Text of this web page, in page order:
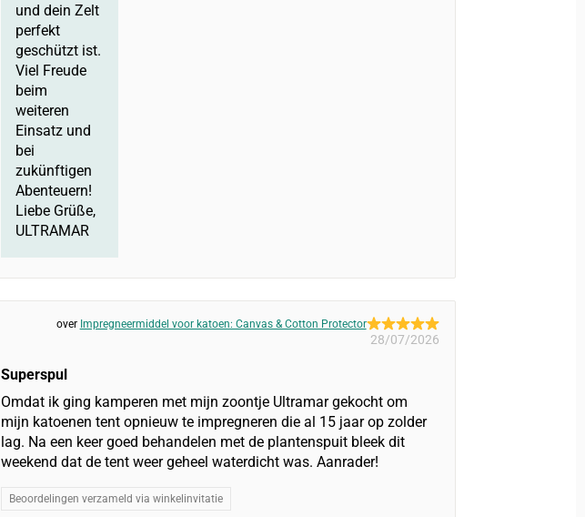
und dein Zelt
perfekt
geschützt ist.
Viel Freude
beim
weiteren
Einsatz und
bei
zukünftigen
Abenteuern!
Liebe Grüße,
ULTRAMAR
Impregneermiddel voor katoen: Canvas & Cotton Protector
28/07/2026
Superspul
Omdat ik ging kamperen met mijn zoontje Ultramar gekocht om
mijn katoenen tent opnieuw te impregneren die al 15 jaar op zolder
lag. Na een keer goed behandelen met de plantenspuit bleek dit
weekend dat de tent weer geheel waterdicht was. Aanrader!
Beoordelingen verzameld via winkelinvitatie